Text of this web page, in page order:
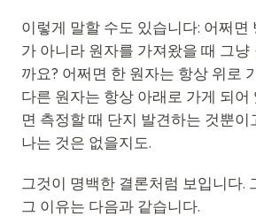
이렇게 말할 수도 있습니다: 어쩌면
가 아니라 원자를 가져왔을 때 그냥
까요? 어쩌면 한 원자는 항상 위로
다른 원자는 항상 아래로 가게 되어
면 측정할 때 단지 발견하는 것뿐이
나는 것은 없을지도.
그것이 명백한 결론처럼 보입니다.
그 이유는 다음과 같습니다.